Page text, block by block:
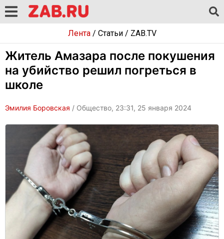
Лента/ Статьи/ ZAB.TV
Житель Амазара после покушения
на убийство решил погреться в
школе
Эмилия Боровская / Общество, 23:31, 25 января 2024